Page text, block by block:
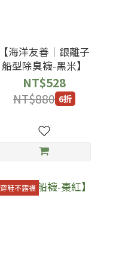
【海洋友善｜銀離子
船型除臭襪-黑米】
NT$528
NT$880 6折
穿鞋不露襪